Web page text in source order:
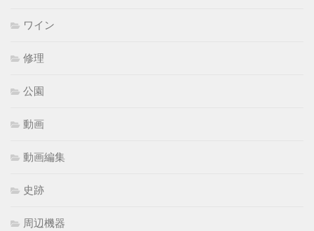
ワイン
修理
公園
動画
動画編集
史跡
周辺機器